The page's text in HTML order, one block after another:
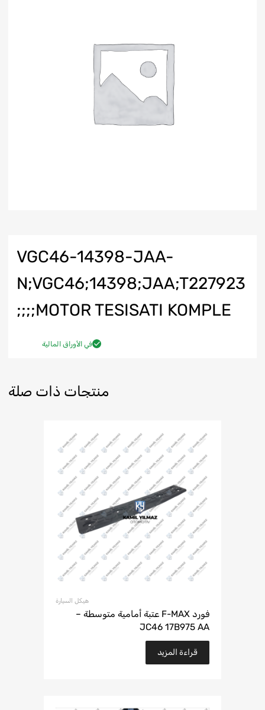
VGC46-14398-JAA-
N;VGC46;14398;JAA;T227923
;MOTOR TESISATI KOMPLE;;;
في الأوراق المالية
منتجات ذات صلة
هيكل السيارة
فورد F-MAX عتبة أمامية متوسطة –
JC46 17B975 AA
قراءة المزيد